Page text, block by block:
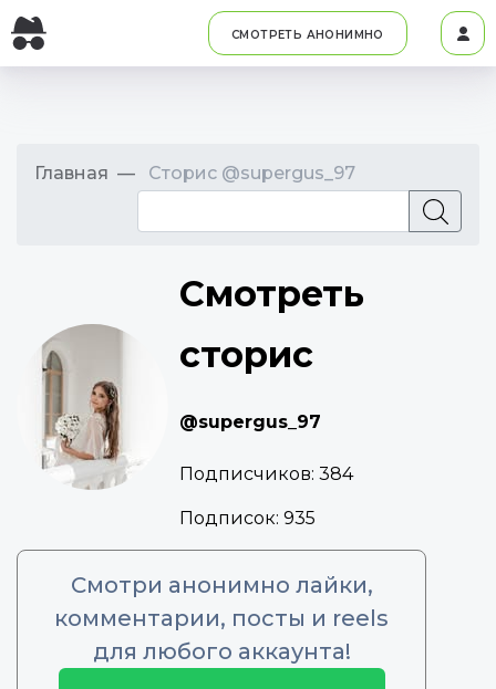
СМОТРЕТЬ АНОНИМНО
Главная Сторис @supergus_97
Смотреть
сторис
@supergus_97
Подписчиков: 384
Подписок: 935
Смотри анонимно лайки,
комментарии, посты и reels
для любого аккаунта!